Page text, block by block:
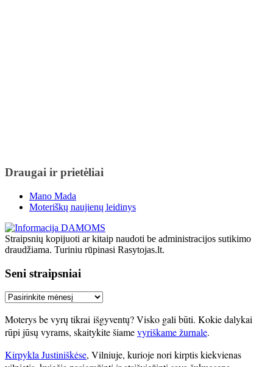
Draugai ir prietėliai
Mano Mada
Moteriškų naujienų leidinys
Straipsnių kopijuoti ar kitaip naudoti be administracijos sutikimo
draudžiama. Turiniu rūpinasi Rasytojas.lt.
Seni straipsniai
Seni
Moterys be vyrų tikrai išgyventų? Visko gali būti. Kokie dalykai
rūpi jūsų vyrams, skaitykite šiamevyriškame žurnale.
Kirpykla Justiniškėse, Vilniuje, kurioje nori kirptis kiekvienas